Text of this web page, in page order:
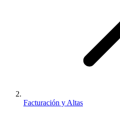
Facturación y Altas